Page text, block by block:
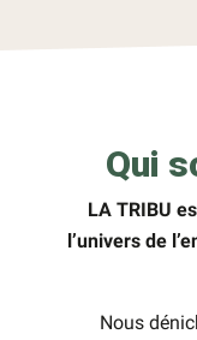
Qui
LA TRIBU
l’univers de
Nous